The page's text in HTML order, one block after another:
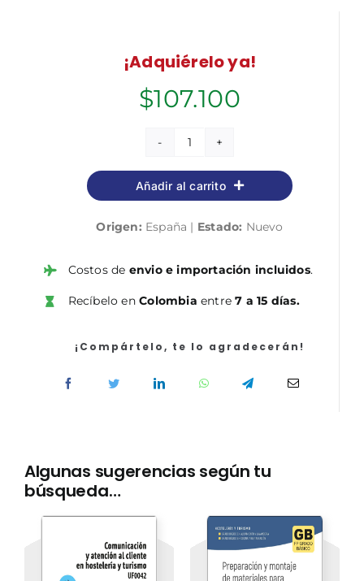
¡Adquiérelo ya!
$107.100
Preparación
y
servicio
bebidas
comidas
en
bar
edición
Añadir al carrito
Origen: España | Estado: Nuevo
Costos de envio e importación incluidos.
Recíbelo enColombia entre7 a 15 días.
¡Compártelo, te lo agradecerán!
Algunas sugerencias según tu
búsqueda…